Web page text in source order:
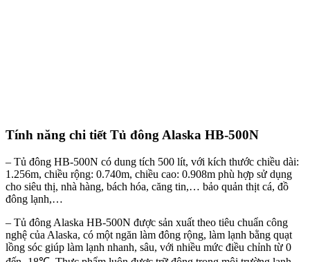
Tính năng chi tiết Tủ đông Alaska HB-500N
– Tủ đông HB-500N có dung tích 500 lít, với kích thước chiều dài:
1.256m, chiều rộng: 0.740m, chiều cao: 0.908m phù hợp sử dụng
cho siêu thị, nhà hàng, bách hóa, căng tin,… bảo quản thịt cá, đồ
đông lạnh,…
– Tủ đông Alaska HB-500N được sản xuất theo tiêu chuẩn công
nghệ của Alaska, có một ngăn làm đông rộng, làm lạnh bằng quạt
lồng sóc giúp làm lạnh nhanh, sâu, với nhiều mức điều chỉnh từ 0